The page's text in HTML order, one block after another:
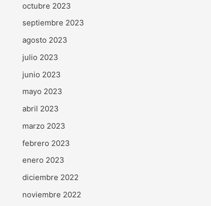
octubre 2023
septiembre 2023
agosto 2023
julio 2023
junio 2023
mayo 2023
abril 2023
marzo 2023
febrero 2023
enero 2023
diciembre 2022
noviembre 2022